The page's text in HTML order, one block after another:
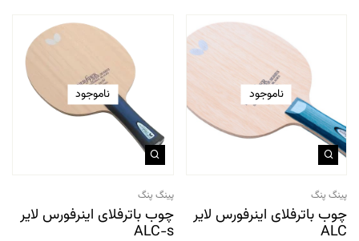
ناموجود
پینگ پنگ
چوب باترفلای اینرفورس لایر
ALC
ناموجود
پینگ پنگ
چوب باترفلای اینرفورس لایر
ALC-s